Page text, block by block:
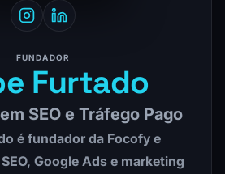
FUNDADOR
Furtado
SEO e Tráfego Pago
é fundador da Focofy e
Google Ads e marketing